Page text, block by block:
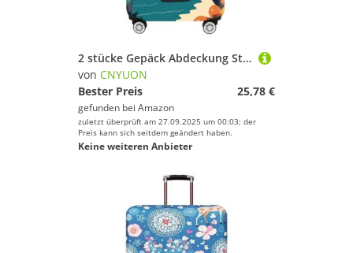
2 stücke Gepäck Abdeckung Stretch Stoff Koffer Schutz Staub Fall Geeignet for Reise Veranstalter(Romantic City,M)
von CNYUON
Bester Preis
25,78 €
gefunden bei Amazon
zuletzt überprüft am 27.09.2025 um 00:03; der
Preis kann sich seitdem geändert haben.
Keine weiteren Anbieter